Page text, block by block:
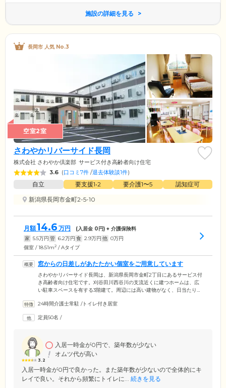
施設の詳細を見る
長岡市 人気 No.3
空室2室
さわやかリバーサイド長岡
株式会社 さわやか倶楽部 サービス付き高齢者向け住宅
3.6 (口コミ7件 /退去体験談1件)
自立 要支援1•2 要介護1〜5
認知症可
新潟県長岡市金町2-5-10
月額14.6 万円 (入居金 0円) + 介護保険料
家 5.5万円 管 6.2万円 食 2.9万円 他 0万円
個室 / 18.51m2 / Aタイプ
窓からの日差しがあたたかい個室をご用意しています
さわやかリバーサイド長岡は、新潟県長岡市金町2丁目にあるサービス付
き高齢者向け住宅です。刈谷田川西谷川の支流近くに建つホームは、広
い駐車スペースを有する3階建て。周辺には高い建物がなく、日当たり良
入居者様の個室にも、窓からしっかり日差しが射し込みます。お部屋の
中にはホーム専用車もあり、ご入居者様のお買い物同行などに活用して
24時間介護士常駐 /トイレ付き居室
定員50名 /
3.2
入居一時金が0円で、築年数が少ない
オムツ代が高い
入居一時金が0円で良かった。また築年数が少ないので全体的にキ
レイで良い。それから頻繁にトイレに... 続きを見る